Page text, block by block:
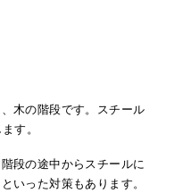
木の階段です。スチール
す。
段の途中からスチールに
いった対策もあります。